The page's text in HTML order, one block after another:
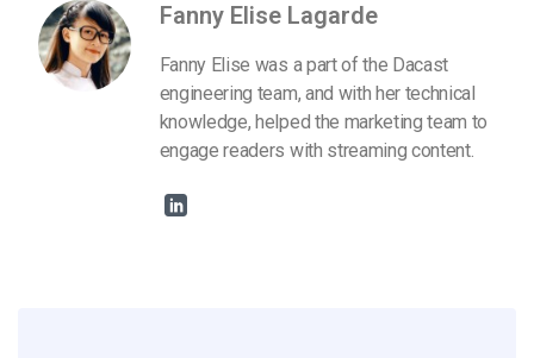
Fanny Elise Lagarde
Fanny Elise was a part of the Dacast
engineering team, and with her technical
knowledge, helped the marketing team to
engage readers with streaming content.